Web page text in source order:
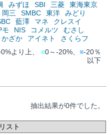
みずほ SBI 三菱
東海東京
岡三 SMBC 東洋
みどり
藍澤 マネ
クレスイ
モ NIS コメルツ
むさし
かざか アイネト
さくらフ
より上、 ■0～-20%、 ■-20％
以下
抽出結果が0件でした。
スト